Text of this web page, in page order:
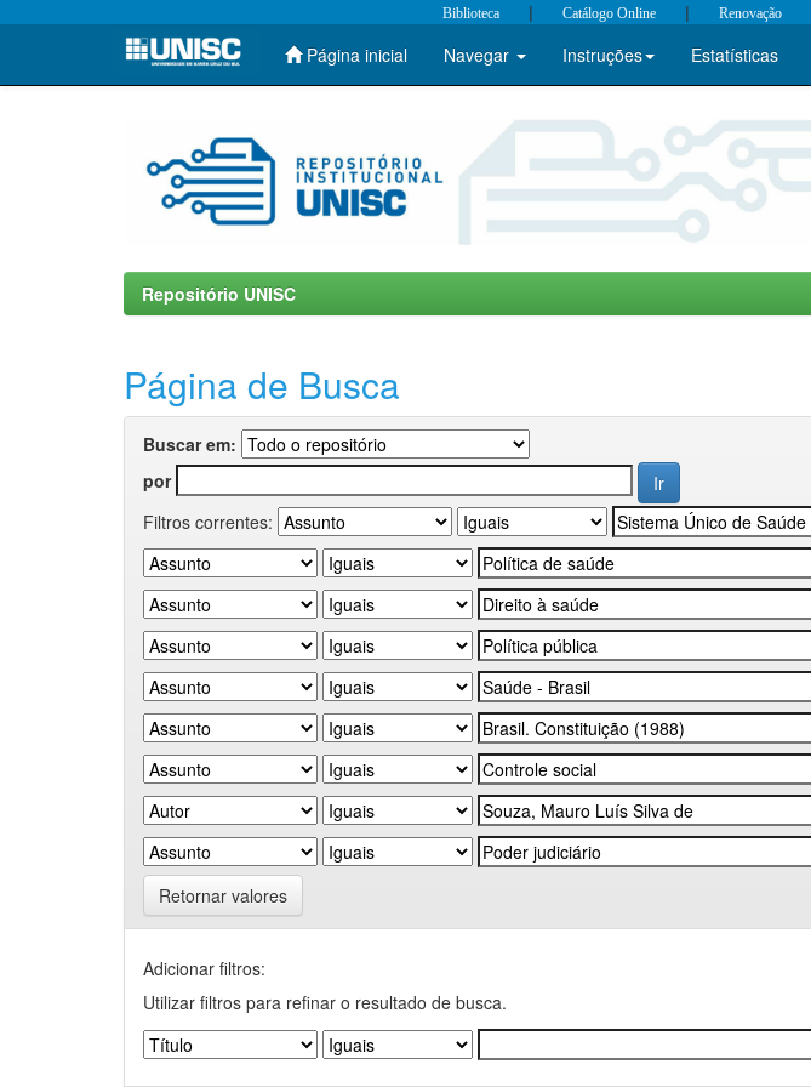
Skip
Biblioteca | Catálogo Online | Renovação
Página inicial Navegar Instruções Estatísticas
Repositório UNISC
Página de Busca
Buscar em:
por
Filtros correntes:
Retornar valores
Adicionar filtros:
Utilizar filtros para refinar o resultado de busca.